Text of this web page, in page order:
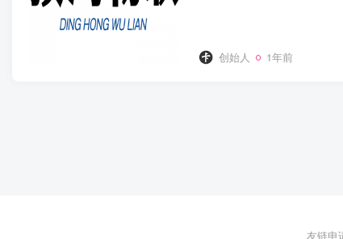
创始人 1年前
友链申